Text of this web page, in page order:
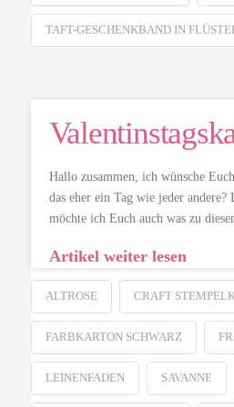
TAFT-GESCHENKBAND IN
Hallo zusammen, ich wünsche
das eher ein Tag wie jeder
möchte ich Euch auch was zu
Artikel weiter lesen
ALTROSE CRAFT
FARBKARTON SCHWARZ
LEINENFADEN SAVANNE